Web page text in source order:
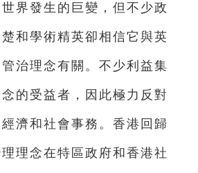
界發生的巨變，但不少政
和學術精英卻相信它與英
治理念有關。不少利益集
的受益者，因此極力反對
濟和社會事務。香港回歸
理念在特區政府和香港社